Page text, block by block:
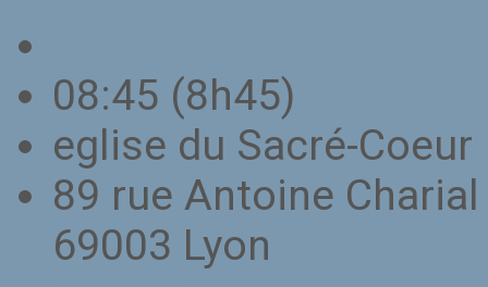
08:45 (8h45)
eglise du Sacré-Coeur
89 rue Antoine Charial
69003 Lyon